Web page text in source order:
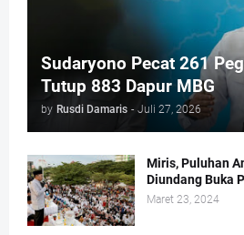
Sudaryono Pecat 261
Tutup 883 Dapur MBG
by Rusdi Damaris - Juli 27, 2026
Miris, Puluhan
Diundang Buka
Dapat Jatah
Maret 23, 2024